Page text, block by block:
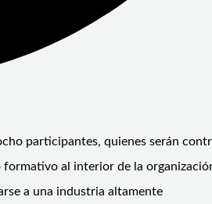
participantes, quienes serán
formativo al interior de la
a una industria altamente